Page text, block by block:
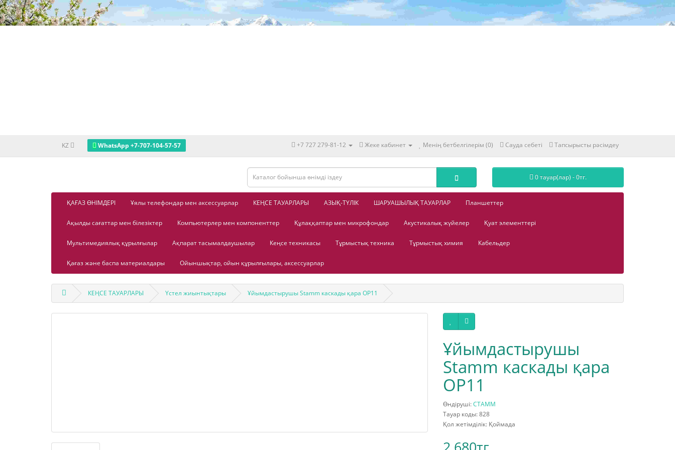
WhatsApp +7-707-104-57-57 +7 727 279-81-12 Жеке кабинет Менің бетбелгілерім (0) Сауда себеті Тапсырысты рәсімдеу
0 тауар(лар) - 0тг.
ҚАҒАЗ ӨНІМДЕРІ Ұялы телефондар мен аксессуарлар КЕҢСЕ ТАУАРЛАРЫ АЗЫҚ-ТҮЛІК ШАРУАШЫЛЫҚ ТАУАРЛАР Планшеттер
Ақылды сағаттар мен білезіктер Компьютерлер мен компоненттер Құлаққаптар мен микрофондар Акустикалық жүйелер Қуат элементтері
Мультимедиялық құрылғылар Ақпарат тасымалдаушылар Кеңсе техникасы Тұрмыстық техника Тұрмыстық химия Кабельдер
Қағаз және баспа материалдары Ойыншықтар, ойын құрылғылары, аксессуарлар
КЕҢСЕ ТАУАРЛАРЫ Үстел жиынтықтары Ұйымдастырушы Stamm каскады қара ОР11
Ұйымдастырушы
Stamm каскады қара
ОР11
Өндіруші:СТАММ
Тауар коды: 828
Қол жетімділік: Қоймада